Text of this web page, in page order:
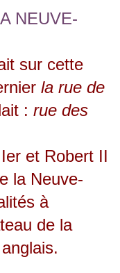
sur cette
la rue de
: rue des
et Robert II
la Neuve-
à
de la